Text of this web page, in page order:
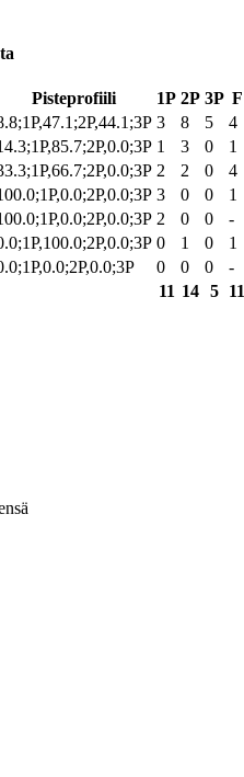
Pisteprofiili 1P 2P 3P F
3 8 5
4
1 3 0
1
2 2 0
4
3 0 0
1
2 0 0
-
0 1 0
1
0 0 0
-
11 14 5 11